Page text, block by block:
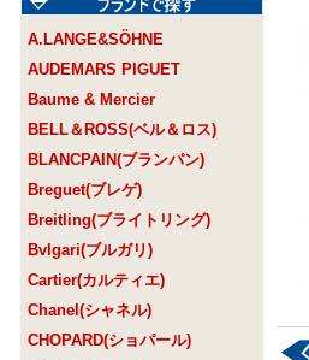
A.LANGE&SÖHNE
AUDEMARS PIGUET
Baume & Mercier
BELL＆ROSS(ベル＆ロス)
BLANCPAIN(ブランパン)
Breguet(ブレゲ)
Breitling(ブライトリング)
Bvlgari(ブルガリ)
Cartier(カルティエ)
Chanel(シャネル)
CHOPARD(ショパール)